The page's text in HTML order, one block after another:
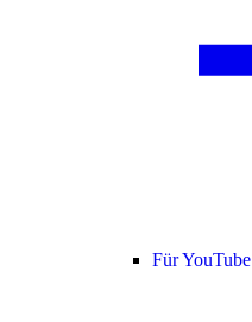
Für YouTube